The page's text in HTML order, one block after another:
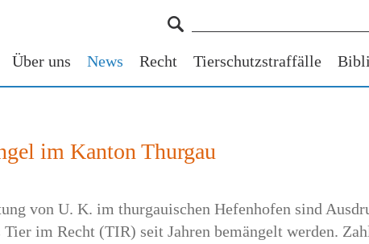
Über uns News Recht Tierschutzstraffälle
im Kanton Thurgau
von U. K. im thurgauischen Hefenhofen sind
im Recht (TIR) seit Jahren bemängelt werden.